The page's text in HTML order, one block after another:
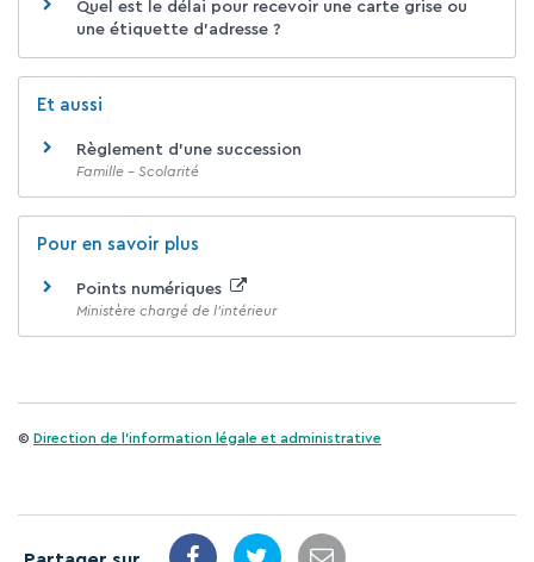
Quel est le délai pour recevoir une carte grise ou
une étiquette d'adresse ?
Et aussi
Règlement d'une succession
Famille - Scolarité
Pour en savoir plus
Points numériques
Ministère chargé de l'intérieur
© Direction de l'information légale et administrative